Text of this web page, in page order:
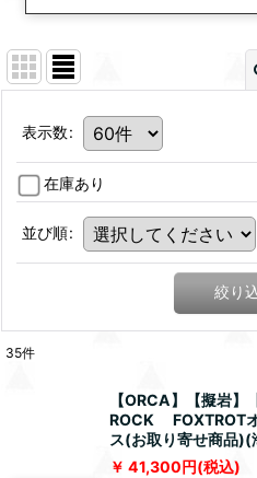
表示数:
在庫あり
並び順:
絞り
35件
【ORCA】【擬岩
ROCK FOXTROT
ス(お取り寄せ商品)(
41,300円(税込)